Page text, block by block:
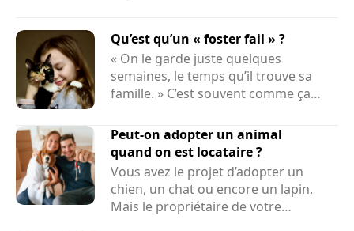
Qu’est qu’un « foster fail » ?
« On le garde juste quelques
semaines, le temps qu’il trouve sa
famille. » C’est souvent comme ça
Peut-on adopter un animal
quand on est locataire ?
Vous avez le projet d’adopter un
chien, un chat ou encore un lapin.
Mais le propriétaire de votre